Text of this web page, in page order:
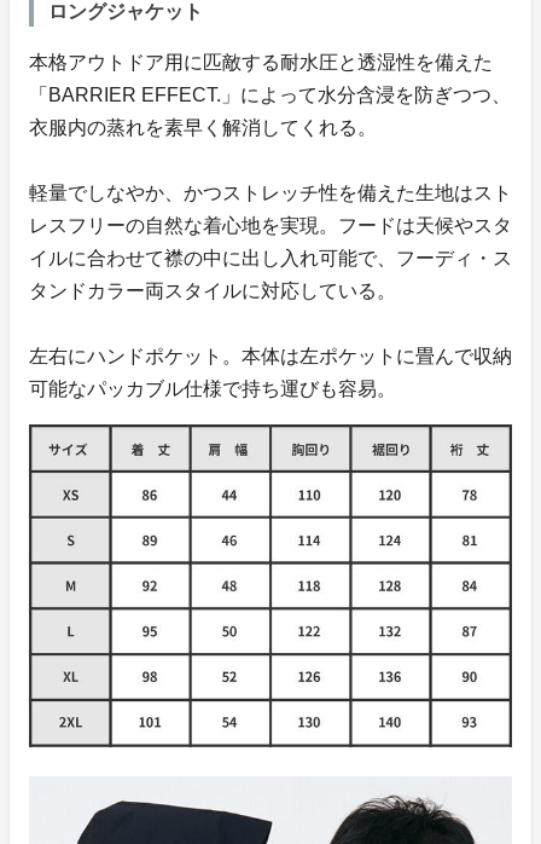
ロングジャケット
本格アウトドア用に匹敵する耐水圧と透湿性を備えた
「BARRIER EFFECT.」によって水分含浸を防ぎつつ、
衣服内の蒸れを素早く解消してくれる。
軽量でしなやか、かつストレッチ性を備えた生地はスト
レスフリーの自然な着心地を実現。フードは天候やスタ
イルに合わせて襟の中に出し入れ可能で、フーディ・ス
タンドカラー両スタイルに対応している。
左右にハンドポケット。本体は左ポケットに畳んで収納
可能なパッカブル仕様で持ち運びも容易。